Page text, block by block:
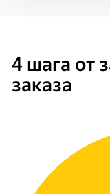
4 шага от
заказа